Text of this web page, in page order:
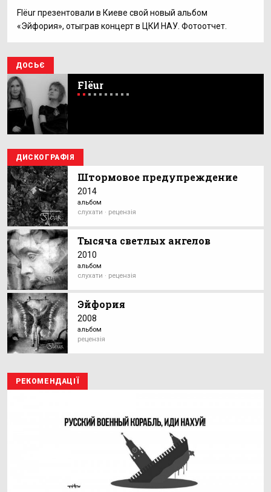
Flёur презентовали в Киеве свой новый альбом
«Эйфория», отыграв концерт в ЦКИ НАУ. Фотоотчет.
ДОСЬЄ
Flёur
ДИСКОГРАФІЯ
Штормовое предупреждение
2014
альбом
слухати · рецензія
Тысяча светлых ангелов
2010
альбом
слухати · рецензія
Эйфория
2008
альбом
рецензія
РЕКОМЕНДАЦІЇ